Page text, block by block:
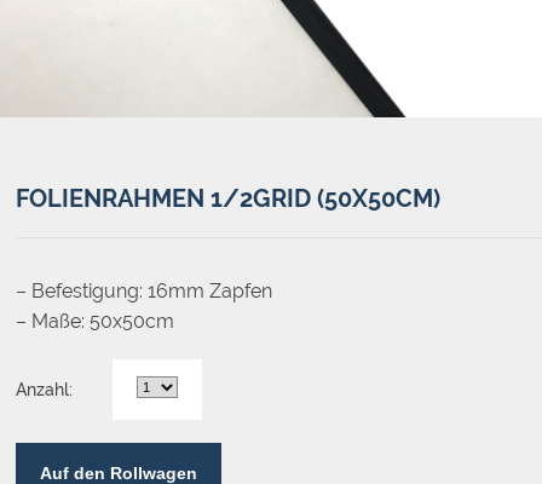
FOLIENRAHMEN 1/2GRID (50X50CM)
– Befestigung: 16mm Zapfen
– Maße: 50x50cm
Anzahl:
Auf den Rollwagen